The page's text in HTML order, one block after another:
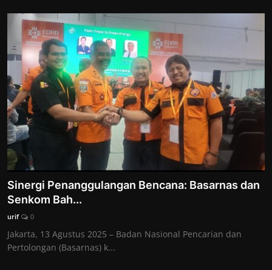
Sinergi Penanggulangan Bencana: Basarnas dan
Senkom Bah...
urif 0
Jakarta, 13 Agustus 2025 – Badan Nasional Pencarian dan
Pertolongan (Basarnas) k...